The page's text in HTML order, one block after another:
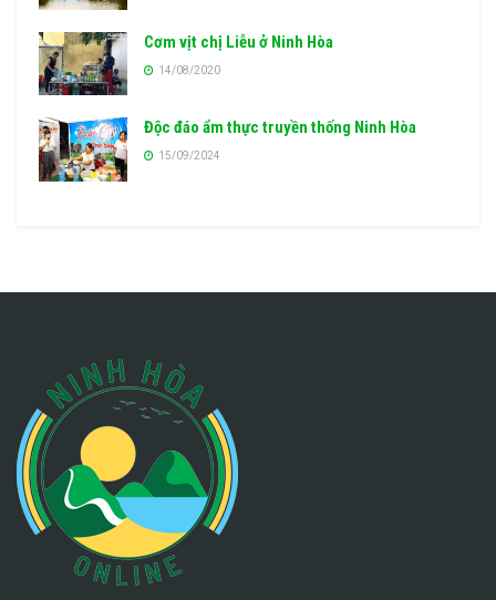
Cơm vịt chị Liễu ở Ninh Hòa
14/08/2020
Độc đáo ẩm thực truyền thống Ninh Hòa
15/09/2024